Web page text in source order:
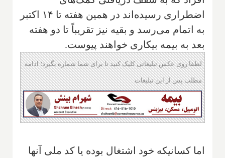
اضطراری رسیده‌اند در همین هفته تا ۱۴ اکتبر
به اتمام می‌رسد و بقیه نیز تقریباً تا دو هفته
بعد به بیمه بیکاری خواهند پیوست.
لطفا روی عکس تبلیغاتی کلیک کنید تا برای شما شماره بگیرد؛ ادامه
مطلب پس از این تبلیغات
اما کسانیکه خود اشتغال بوده یا کد ملی آنها